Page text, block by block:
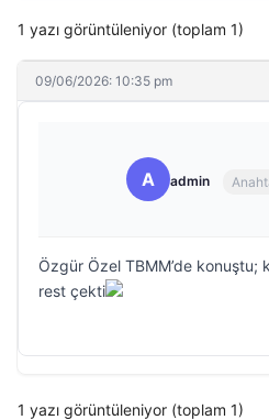
1 yazı görüntüleniyor (toplam 1)
09/06/2026: 10:35 pm
A admin
Özgür Özel TBMM’de konuştu;
rest çekti
1 yazı görüntüleniyor (toplam 1)